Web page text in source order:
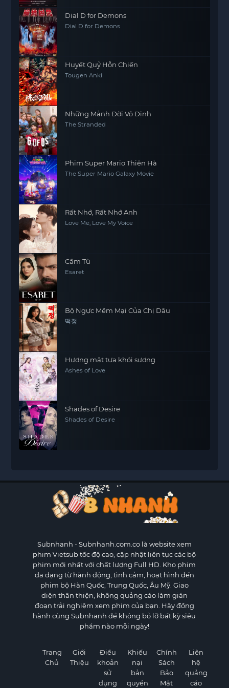
Dial D for Demons
Dial D for Demons
Huyết Quỷ Hỗn Chiến
Tougen Anki
Những Mảnh Đời Vô Định
The Stranded
Phim Super Mario Thiên Hà
The Super Mario Galaxy Movie
Rất Nhớ, Rất Nhớ Anh
Love Me, Love My Voice
Cầm Tù
Esaret
Bộ Ngực Mềm Mại Của Chị Dâu
떡정
Hương mật tựa khói sương
Ashes of Love
Shades of Desire
Shades of Desire
Subnhanh - Subnhanh.com.co là website xem
phim Vietsub tốc độ cao, cập nhật liên tục các bộ
phim mới nhất với chất lượng Full HD. Kho phim
đa dạng từ hành động, tình cảm, hoạt hình đến
phim bộ Hàn Quốc, Trung Quốc, Âu Mỹ. Giao
diện thân thiện, không quảng cáo làm gián
đoạn trải nghiệm xem phim của bạn. Hãy đồng
hành cùng Subnhanh để không bỏ lỡ bất kỳ siêu
phẩm nào mỗi ngày!
Trang
Chủ
Giới
Thiệu
Điều
khoản
sử
dụng
Khiếu
nại
bản
quyền
Chính
Sách
Bảo
Mật
Liên
hệ
quảng
cáo